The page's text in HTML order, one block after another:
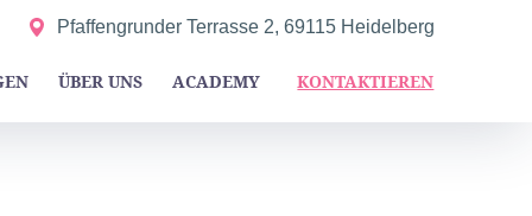
Pfaffengrunder Terrasse 2, 69115 Heidelberg
ÜBER UNS ACADEMY KONTAKTIEREN